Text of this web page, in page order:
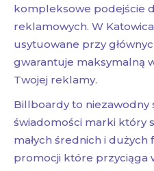
kompleksowe podejście
reklamowych. W
usytuowane przy
gwarantuje maksymalną
Twojej reklamy.
Billboardy to niezawodny
świadomości marki który
małych średnich i
promocji które przyciąga